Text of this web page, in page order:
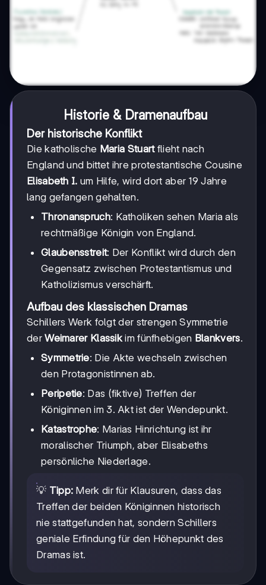
Historie & Dramenaufbau
Der historische Konflikt
Die katholische Maria Stuartflieht nach
England und bittet ihre protestantische Cousine
Elisabeth I. um Hilfe, wird dort aber 19 Jahre
lang gefangen gehalten.
Thronanspruch: Katholiken sehen Maria als
rechtmäßige Königin von England.
Glaubensstreit: Der Konflikt wird durch den
Gegensatz zwischen Protestantismus und
Katholizismus verschärft.
Aufbau des klassischen Dramas
Schillers Werk folgt der strengen Symmetrie
derWeimarer Klassikim fünfhebigen Blankvers.
Symmetrie: Die Akte wechseln zwischen
den Protagonistinnen ab.
Peripetie: Das (fiktive) Treffen der
Königinnen im 3. Akt ist der Wendepunkt.
Katastrophe: Marias Hinrichtung ist ihr
moralischer Triumph, aber Elisabeths
persönliche Niederlage.
💡 Tipp: Merk dir für Klausuren, dass das
Treffen der beiden Königinnen historisch
nie stattgefunden hat, sondern Schillers
geniale Erfindung für den Höhepunkt des
Dramas ist.